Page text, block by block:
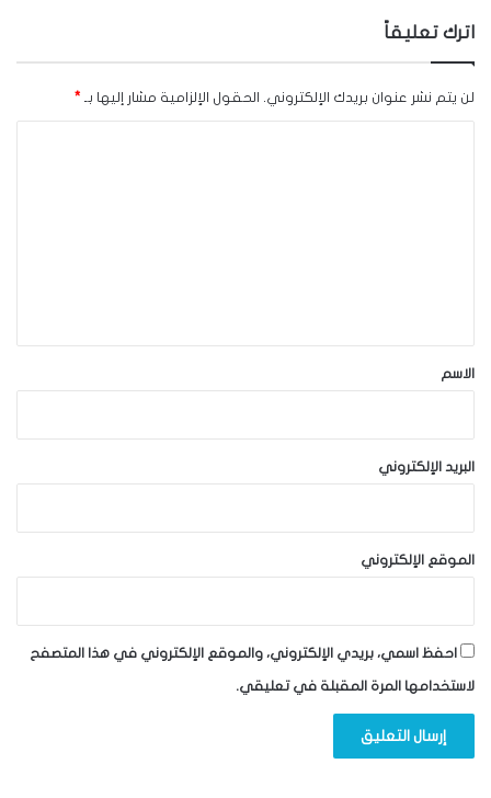
اترك تعليقاً
لن يتم نشر عنوان بريدك الإلكتروني. الحقول الإلزامية مشار إليها بـ *
*الاسم
البريد الإلكتروني
الموقع الإلكتروني
احفظ اسمي، بريدي الإلكتروني، والموقع الإلكتروني في هذا المتصفح
لاستخدامها المرة المقبلة في تعليقي.